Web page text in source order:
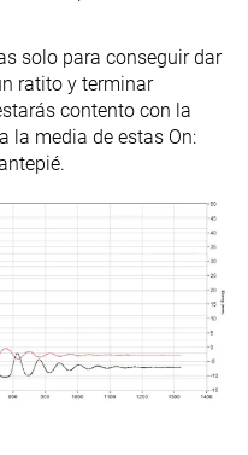
solo para conseguir dar
ratito y terminar
contento con la
la media de estas On: